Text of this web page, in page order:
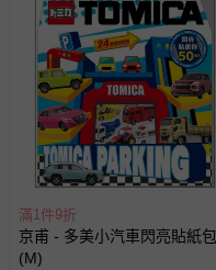
滿1件9折
京甫 - 多美小汽車閃亮貼紙包
(M)